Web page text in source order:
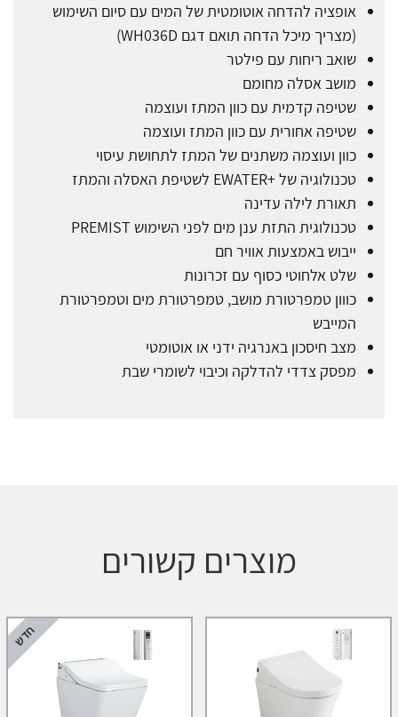
אופציה להדחה אוטומטית של המים עם סיום השימוש
(מצריך מיכל הדחה תואם דגם WH036D)
שואב ריחות עם פילטר
מושב אסלה מחומם
שטיפה קדמית עם כוון המתז ועוצמה
שטיפה אחורית עם כוון המתז ועוצמה
כוון ועוצמה משתנים של המתז לתחושת עיסוי
טכנולוגיה של +EWATER לשטיפת האסלה והמתז
תאורת לילה עדינה
טכנולוגית התזת ענן מים לפני השימוש PREMIST
ייבוש באמצעות אוויר חם
שלט אלחוטי כסוף עם זכרונות
כווון טמפרטורת מושב, טמפרטורת מים וטמפרטורת
המייבש
מצב חיסכון באנרגיה ידני או אוטומטי
מפסק צדדי להדלקה וכיבוי לשומרי שבת
מוצרים קשורים
חדש